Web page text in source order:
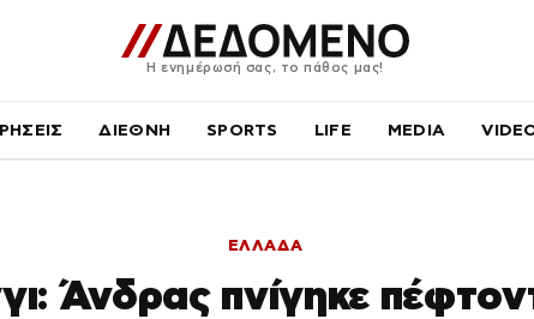
Η ενημέρωσή σας, το πάθος μας!
ΔΙΕΘΝΗ SPORTS LIFE MEDIA
ΕΛΛΑΔΑ
Άνδρας πνίγηκε